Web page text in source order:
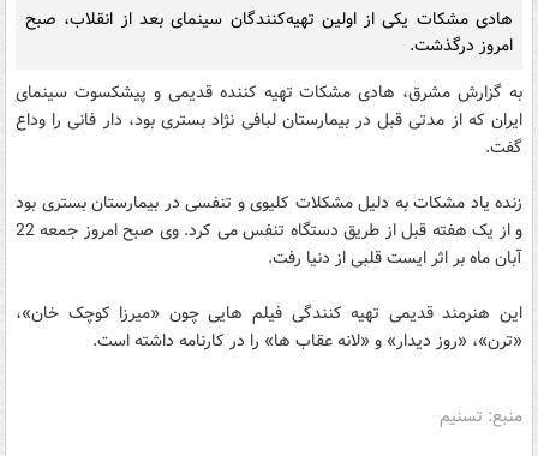
هادی مشکات یکی از اولین تهیه‌کنندگان سینمای بعد از انقلاب، صبح
امروز درگذشت.
به گزارش مشرق، هادی مشکات تهیه کننده قدیمی و پیشکسوت سینمای
ایران که از مدتی قبل در بیمارستان لبافی نژاد بستری بود، دار فانی را وداع
گفت.
زنده یاد مشکات به دلیل مشکلات کلیوی و تنفسی در بیمارستان بستری بود
و از یک هفته قبل از طریق دستگاه تنفس می کرد. وی صبح امروز جمعه 22
آبان ماه بر اثر ایست قلبی از دنیا رفت.
این هنرمند قدیمی تهیه کنندگی فیلم هایی چون «میرزا کوچک خان»،
«ترن»، «روز دیدار» و «لانه عقاب ها» را در کارنامه داشته است.
منبع: تسنیم